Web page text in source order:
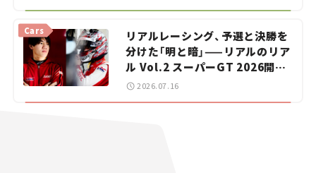
リアルレーシング、予選と決勝を
分けた「明と暗」——リアルのリア
ル Vol.2 スーパーGT 2026開幕
戦 岡山国際サーキット
Cars
2026.07.16